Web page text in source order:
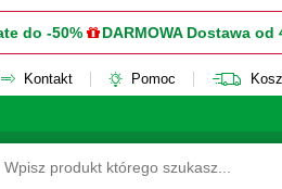
do -50% DARMOWA Dostawa od
Kontakt Pomoc